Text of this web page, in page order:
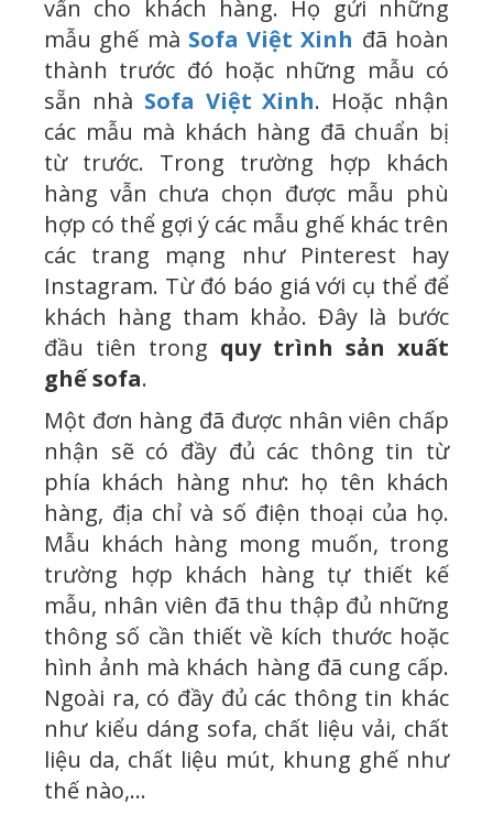
vấn cho khách hàng. Họ gửi những
mẫu ghế mà Sofa Việt Xinh đã hoàn
thành trước đó hoặc những mẫu có
sẵn nhà Sofa Việt Xinh. Hoặc nhận
các mẫu mà khách hàng đã chuẩn bị
từ trước. Trong trường hợp khách
hàng vẫn chưa chọn được mẫu phù
hợp có thể gợi ý các mẫu ghế khác trên
các trang mạng như Pinterest hay
Instagram. Từ đó báo giá với cụ thể để
khách hàng tham khảo. Đây là bước
đầu tiên trong quy trình sản xuất
ghế sofa.
Một đơn hàng đã được nhân viên chấp
nhận sẽ có đầy đủ các thông tin từ
phía khách hàng như: họ tên khách
hàng, địa chỉ và số điện thoại của họ.
Mẫu khách hàng mong muốn, trong
trường hợp khách hàng tự thiết kế
mẫu, nhân viên đã thu thập đủ những
thông số cần thiết về kích thước hoặc
hình ảnh mà khách hàng đã cung cấp.
Ngoài ra, có đầy đủ các thông tin khác
như kiểu dáng sofa, chất liệu vải, chất
liệu da, chất liệu mút, khung ghế như
thế nào,...